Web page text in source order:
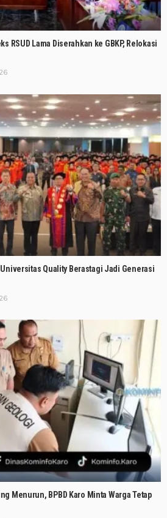
RSUD Lama Diserahkan ke GBKP, Relokasi
Quality Berastagi Jadi Generasi
Menurun, BPBD Karo Minta Warga Tetap